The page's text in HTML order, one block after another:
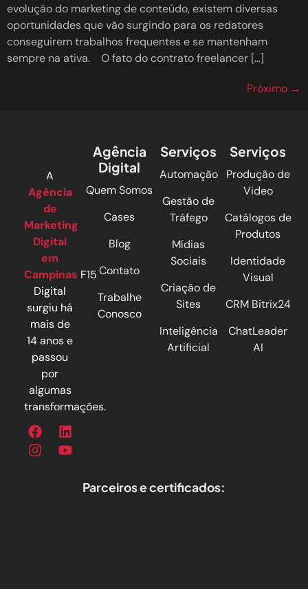
evolução do marketing de conteúdo, existem diversas
oportunidades que vão surgindo para os redatores
conseguirem trabalhos frequentes e se mantenham
sempre na ativa. O fato do contrato freelancer […]
Próximo →
A
Agência
de
Marketing
Digital
em
Campinas F15
Digital
surgiu há
mais de
14 anos e
passou
por
algumas
transformações.
Agência
Digital
Quem Somos
Cases
Blog
Contato
Trabalhe
Conosco
Serviços
Automação
Gestão de
Tráfego
Mídias
Sociais
Criação de
Sites
Inteligência
Artificial
Serviços
Produção de
Video
Catálogos de
Produtos
Identidade
Visual
CRM Bitrix24
ChatLeader
AI
Parceiros e certificados: